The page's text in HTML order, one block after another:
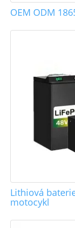
OEM ODM
Lithiová
motocykl